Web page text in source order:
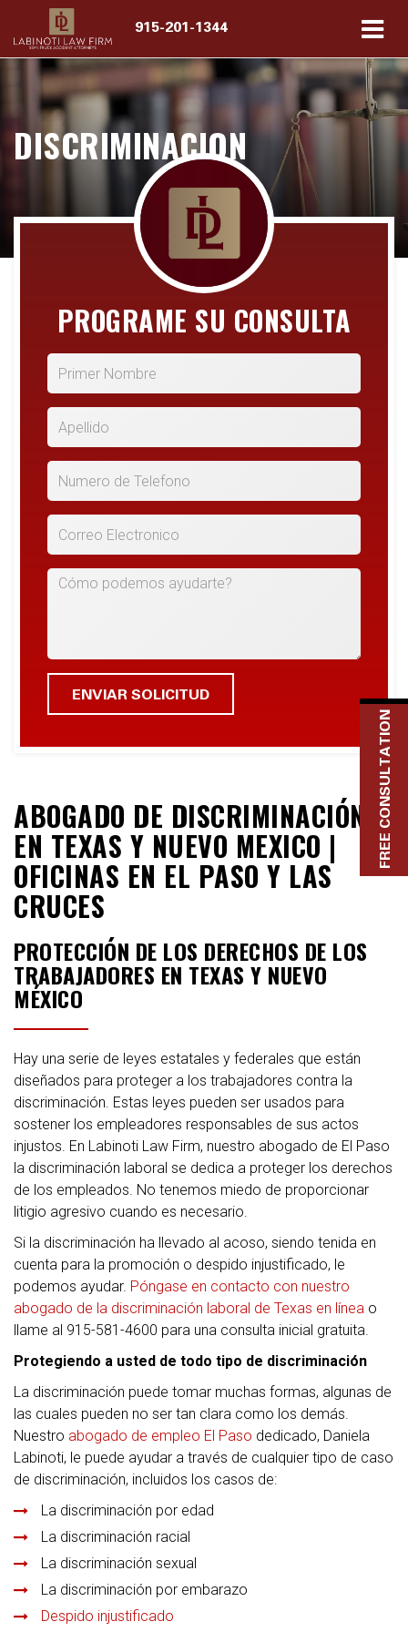
915-201-1344
DISCRIMINACION
PROGRAME SU CONSULTA
*Primer Nombre
*Apellido
*Numero de Telefono
*Correo Electronico
Cómo podemos ayudarte?
ABOGADO DE DISCRIMINACIÓN
EN TEXAS Y NUEVO MEXICO |
OFICINAS EN EL PASO Y LAS
CRUCES
PROTECCIÓN DE LOS DERECHOS DE LOS
TRABAJADORES EN TEXAS Y NUEVO
MÉXICO
Hay una serie de leyes estatales y federales que están
diseñados para proteger a los trabajadores contra la
discriminación. Estas leyes pueden ser usados para
sostener los empleadores responsables de sus actos
injustos. En Labinoti Law Firm, nuestro abogado de El Paso
la discriminación laboral se dedica a proteger los derechos
de los empleados. No tenemos miedo de proporcionar
litigio agresivo cuando es necesario.
Si la discriminación ha llevado al acoso, siendo tenida en
cuenta para la promoción o despido injustificado, le
podemos ayudar. Póngase en contacto con nuestro
abogado de la discriminación laboral de Texas en línea o
llame al 915-581-4600 para una consulta inicial gratuita.
Protegiendo a usted de todo tipo de discriminación
La discriminación puede tomar muchas formas, algunas de
las cuales pueden no ser tan clara como los demás.
Nuestro abogado de empleo El Paso dedicado, Daniela
Labinoti, le puede ayudar a través de cualquier tipo de caso
de discriminación, incluidos los casos de:
La discriminación por edad
La discriminación racial
La discriminación sexual
La discriminación por embarazo
Despido injustificado
FREE CONSULTATION